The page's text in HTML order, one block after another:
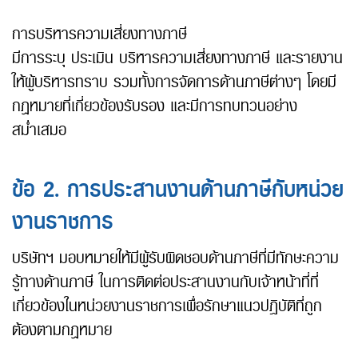
การบริหารความเสี่ยงทางภาษี
มีการระบุ ประเมิน บริหารความเสี่ยงทางภาษี และรายงาน
ให้ผู้บริหารทราบ รวมทั้งการจัดการด้านภาษีต่างๆ โดยมี
กฎหมายที่เกี่ยวข้องรับรอง และมีการทบทวนอย่าง
สม่ำเสมอ
ข้อ 2. การประสานงานด้านภาษีกับหน่วย
งานราชการ
บริษัทฯ มอบหมายให้มีผู้รับผิดชอบด้านภาษีที่มีทักษะความ
รู้ทางด้านภาษี ในการติดต่อประสานงานกับเจ้าหน้าที่ที่
เกี่ยวข้องในหน่วยงานราชการเพื่อรักษาแนวปฏิบัติที่ถูก
ต้องตามกฎหมาย